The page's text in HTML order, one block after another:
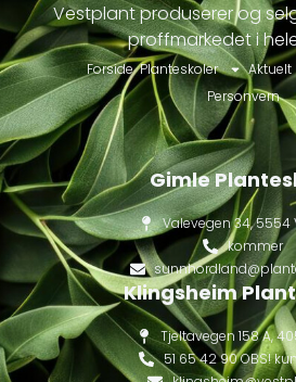
Vestplant produserer og
proffmarkedet i
Forside Planteskoler Aktuelt
Personvern
Gimle
Valevegen 34, 5554
kommer
Klingsheim
Tjeltavegen 158 A,
51 65 42 90 OBS!